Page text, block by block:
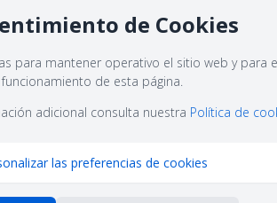
de Cookies
para mantener operativo el sitio web y para
funcionamiento de esta página.
adicional consulta nuestra Política de
las preferencias de cookies